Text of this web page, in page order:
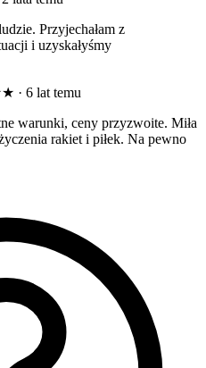
Przyjechałam z
i uzyskałyśmy
· 6 lat temu
warunki, ceny przyzwoite. Miła
rakiet i piłek. Na pewno